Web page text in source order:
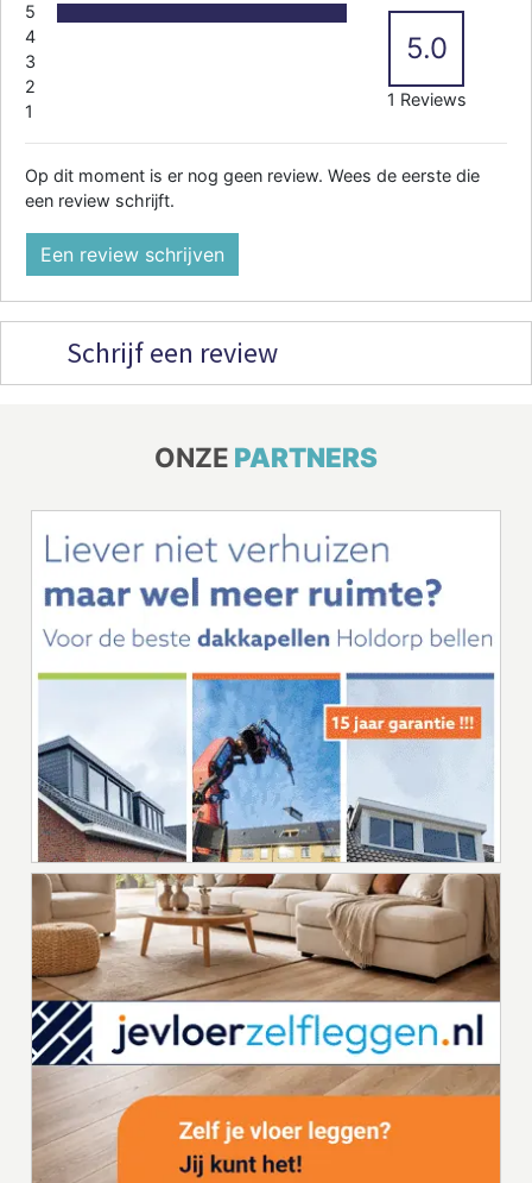
5
4
3
2
1
5.0
1 Reviews
Op dit moment is er nog geen review. Wees de eerste die
een review schrijft.
Een review schrijven
Schrijf een review
ONZE PARTNERS